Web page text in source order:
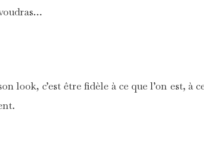
look, c’est être fidèle à ce que l’on est, à